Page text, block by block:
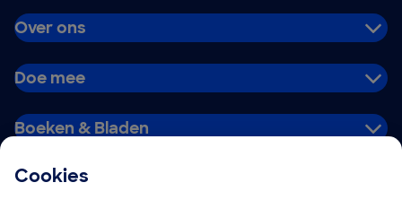
Cookies
Over ons
Doe mee
Boeken & Bladen